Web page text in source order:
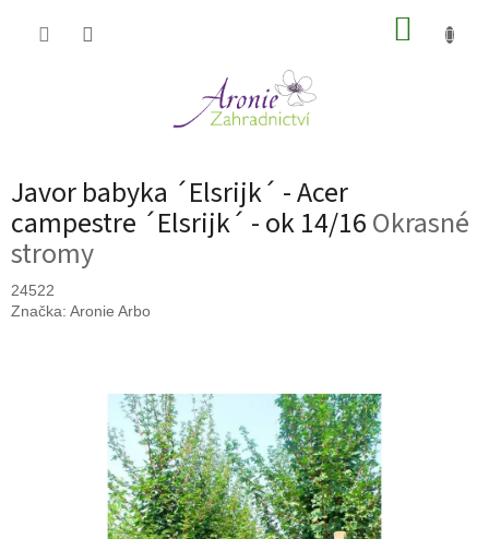
Javor babyka ´Elsrijk´ - Acer
campestre ´Elsrijk´ - ok 14/16Okrasné
stromy
24522
Značka: Aronie Arbo